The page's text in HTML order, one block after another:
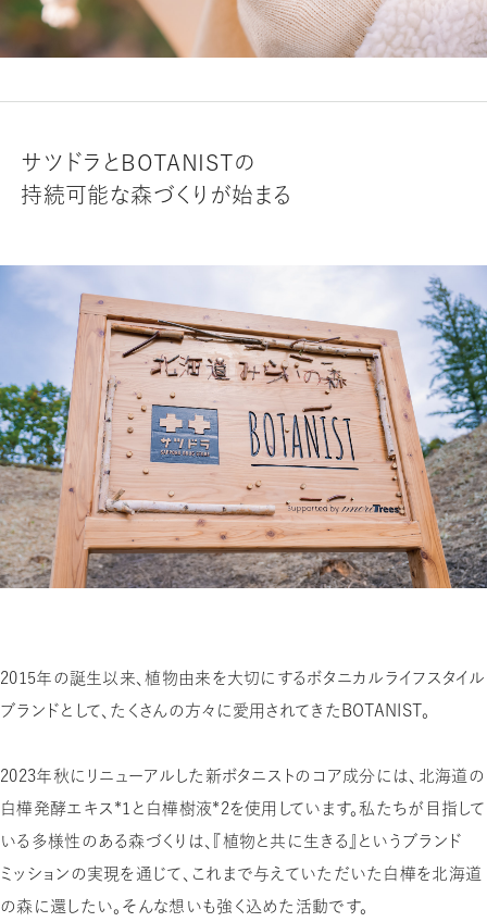
サツドラとBOTANISTの
持続可能な森づくりが始まる
2015年の誕生以来、植物由来を大切にするボタニカルライフスタイル
ブランドとして、たくさんの方々に愛用されてきたBOTANIST。
2023年秋にリニューアルした新ボタニストのコア成分には、北海道の
白樺発酵エキス＊１と白樺樹液＊2を使用しています。私たちが目指して
いる多様性のある森づくりは、『植物と共に生きる』というブランド
ミッションの実現を通じて、これまで与えていただいた白樺を北海道
の森に還したい。そんな想いも強く込めた活動です。